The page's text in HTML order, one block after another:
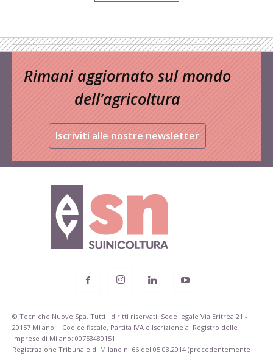
Rimani aggiornato sul mondo
dell’agricoltura
Iscriviti alle nostre newsletter
© Tecniche Nuove Spa. Tutti i diritti riservati. Sede legale Via Eritrea 21 -
20157 Milano | Codice fiscale, Partita IVA e Iscrizione al Registro delle
imprese di Milano: 00753480151
Registrazione Tribunale di Milano n. 66 del 05.03.2014 (precedentemente